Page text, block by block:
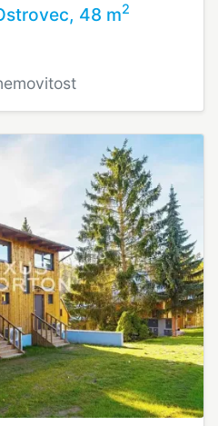
48 m2